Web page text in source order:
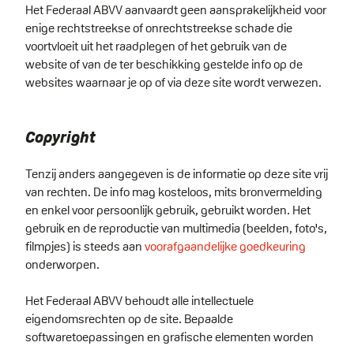
Het Federaal ABVV aanvaardt geen aansprakelijkheid voor
enige rechtstreekse of onrechtstreekse schade die
voortvloeit uit het raadplegen of het gebruik van de
website of van de ter beschikking gestelde info op de
websites waarnaar je op of via deze site wordt verwezen.
Copyright
Tenzij anders aangegeven is de informatie op deze site vrij
van rechten. De info mag kosteloos, mits bronvermelding
en enkel voor persoonlijk gebruik, gebruikt worden. Het
gebruik en de reproductie van multimedia (beelden, foto's,
filmpjes) is steeds aanvoorafgaandelijke goedkeuring
onderworpen.
Het Federaal ABVV behoudt alle intellectuele
eigendomsrechten op de site. Bepaalde
softwaretoepassingen en grafische elementen worden